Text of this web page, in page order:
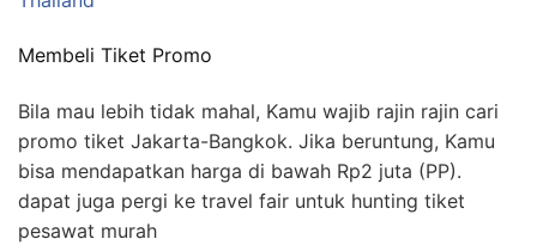
Membeli Tiket Promo
Bila mau lebih tidak mahal, Kamu wajib rajin rajin cari
promo tiket Jakarta-Bangkok. Jika beruntung, Kamu
bisa mendapatkan harga di bawah Rp2 juta (PP).
dapat juga pergi ke travel fair untuk hunting tiket
pesawat murah